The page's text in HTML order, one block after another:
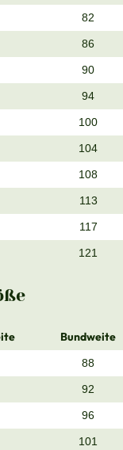
82
86
90
94
100
104
108
113
117
121
Bundweite
88
92
96
101